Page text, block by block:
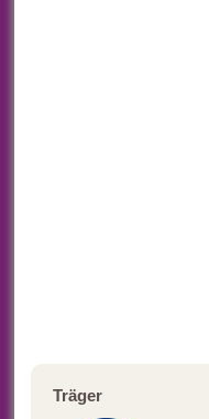
Träger